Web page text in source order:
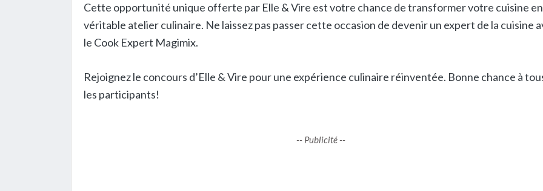
Cette opportunité unique offerte par Elle & Vire est votre chance de transformer votre cuisine
véritable atelier culinaire. Ne laissez pas passer cette occasion de devenir un expert de la cuisine
le Cook Expert Magimix.
Rejoignez le concours d’Elle & Vire pour une expérience culinaire réinventée. Bonne chance à
les participants!
-- Publicité --